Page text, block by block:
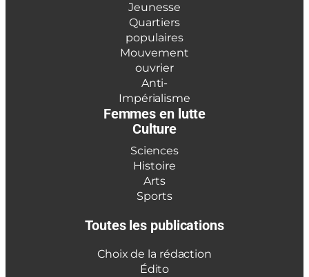
Jeunesse
Quartiers
populaires
Mouvement
ouvrier
Anti-
Impérialisme
Femmes en lutte
Culture
Sciences
Histoire
Arts
Sports
Toutes les publications
Choix de la rédaction
Édito